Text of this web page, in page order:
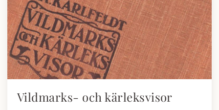
Vildmarks- och kärleksvisor